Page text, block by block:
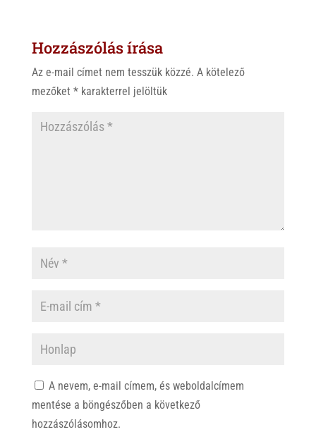
A
p
o
k
Hozzászólás írása
Az e-mail címet nem tesszük közzé. A kötelező
mezőket *karakterrel jelöltük
A nevem, e-mail címem, és weboldalcímem
mentése a böngészőben a következő
hozzászólásomhoz.